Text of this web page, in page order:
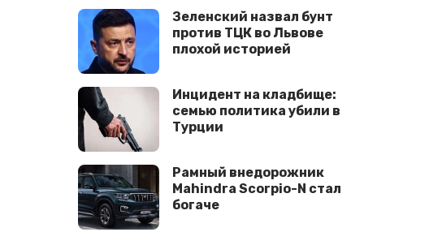
Зеленский назвал бунт
против ТЦК во Львове
плохой историей
Инцидент на кладбище:
семью политика убили в
Турции
Рамный внедорожник
Mahindra Scorpio-N стал
богаче